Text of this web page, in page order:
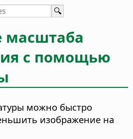
масштаба
с помощью
можно быстро
изображение на